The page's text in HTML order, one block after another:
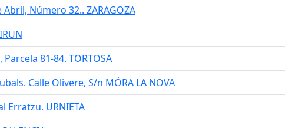
Número 32.. ZARAGOZA
81-84. TORTOSA
Calle Olivere, S/n MÓRA LA NOVA
Erratzu. URNIETA